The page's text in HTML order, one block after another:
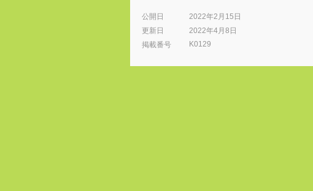
公開日
2022年2月15日
更新日
2022年4月8日
​掲載番号
K0129